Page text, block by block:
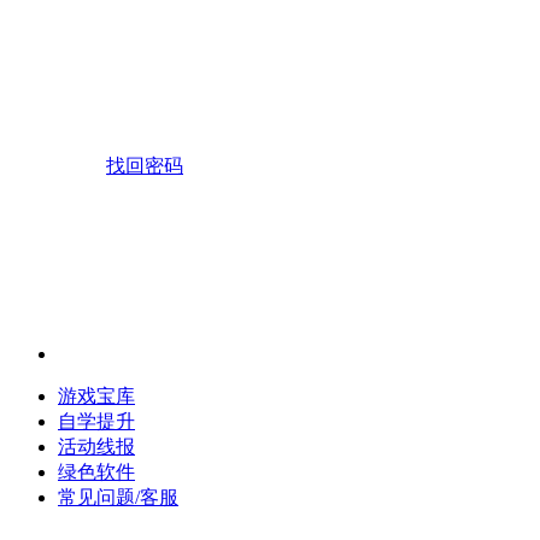
找回密码
游戏宝库
自学提升
活动线报
绿色软件
常见问题/客服